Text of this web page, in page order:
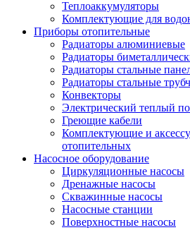
Теплоаккумуляторы
Комплектующие для
Приборы отопительные
Радиаторы алюминиевые
Радиаторы
Радиаторы стальные
Радиаторы стальные
Конвекторы
Электрический теплый
Греющие кабели
Комплектующие и
отопительных
Насосное оборудование
Циркуляционные насосы
Дренажные насосы
Скважинные насосы
Насосные станции
Поверхностные насосы